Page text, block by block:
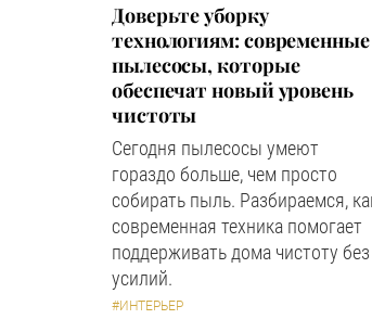
Доверьте уборку
технологиям: современные
пылесосы, которые
обеспечат новый уровень
чистоты
Сегодня пылесосы умеют
гораздо больше, чем просто
собирать пыль. Разбираемся,
современная техника помогает
поддерживать дома чистоту без
усилий.
#ИНТЕРЬЕР